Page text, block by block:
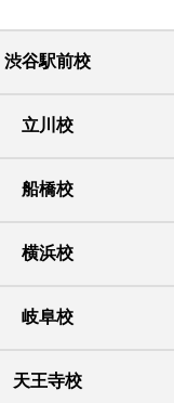
渋谷駅前校
立川校
船橋校
横浜校
岐阜校
天王寺校